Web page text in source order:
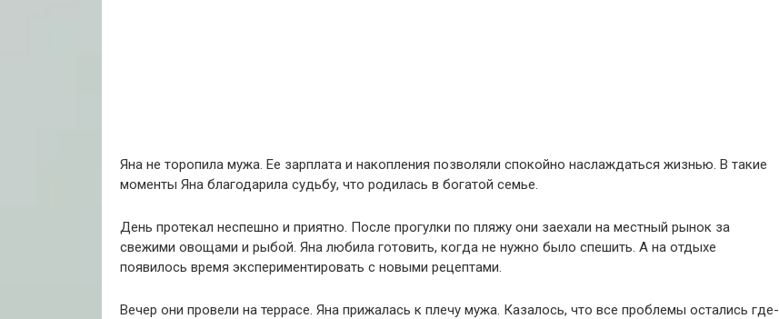
Яна не торопила мужа. Ее зарплата и накопления позволяли спокойно наслаждаться жизнью. В такие
моменты Яна благодарила судьбу, что родилась в богатой семье.
День протекал неспешно и приятно. После прогулки по пляжу они заехали на местный рынок за
свежими овощами и рыбой. Яна любила готовить, когда не нужно было спешить. А на отдыхе
появилось время экспериментировать с новыми рецептами.
Вечер они провели на террасе. Яна прижалась к плечу мужа. Казалось, что все проблемы остались где-